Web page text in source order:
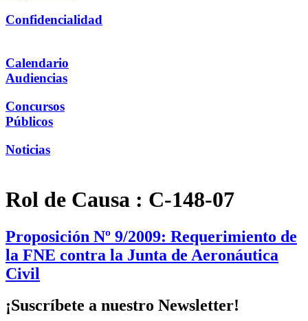
Confidencialidad
Calendario
Audiencias
Concursos
Públicos
Noticias
Rol de Causa : C-148-07
Proposición Nº 9/2009: Requerimiento de
la FNE contra la Junta de Aeronáutica
Civil
¡Suscríbete a nuestro Newsletter!